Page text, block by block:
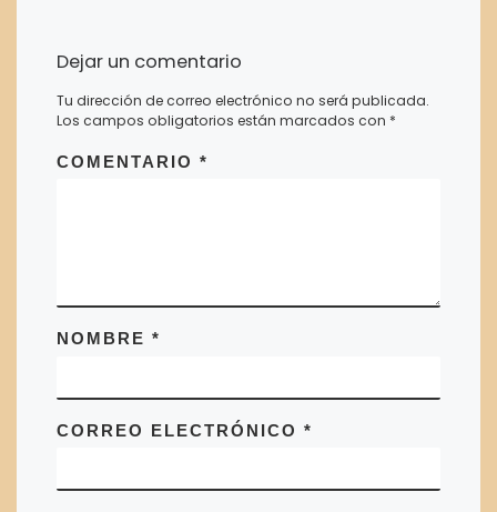
Dejar un comentario
Tu dirección de correo electrónico no será publicada.
Los campos obligatorios están marcados con *
COMENTARIO*
NOMBRE*
CORREO ELECTRÓNICO*